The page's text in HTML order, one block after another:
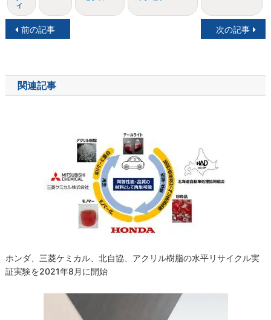
ィ
投
ナ
ビ
前の記事 次の記事
関連記事
ホンダ、三菱ケミカル、北自協、アクリル樹脂の水平リサイクル実
証実験を2021年8月に開始